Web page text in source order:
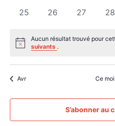
0
25
0
26
0
27
0
28
Notice
Aucun résultat trouvé pour
suivants .
Avr Ce
S’abonner au